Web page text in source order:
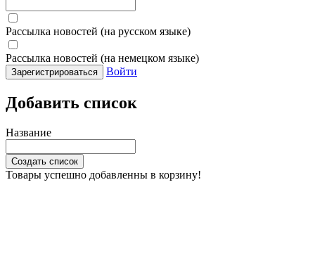
Рассылка новостей (на русском языке)
Рассылка новостей (на немецком языке)
Зарегистрироваться Войти
Добавить список
Название
Создать список
Товары успешно добавленны в корзину!